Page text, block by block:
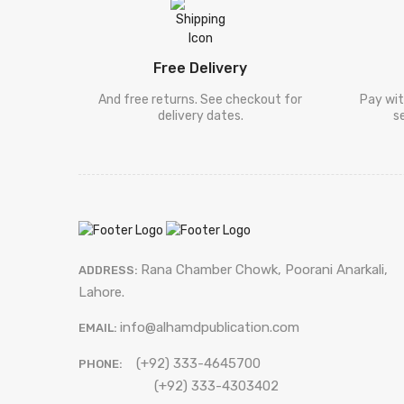
Deel Karneegi
Digar Mozooat
موضوعات ]
Shakhsi Khaqa
Punjabi Kalam
Shayari
شعراکا کلام
Sets [ سیٹ ]
[ فالسفہ ]
Free Delivery
And free returns. See checkout for
delivery dates.
Pay
ADDRESS: Rana Chamber Chowk, Poorani Anarkali,
Lahore.
EMAIL: info@alhamdpublication.com
PHONE:
(+92) 333-4645700
(+92) 333-4303402